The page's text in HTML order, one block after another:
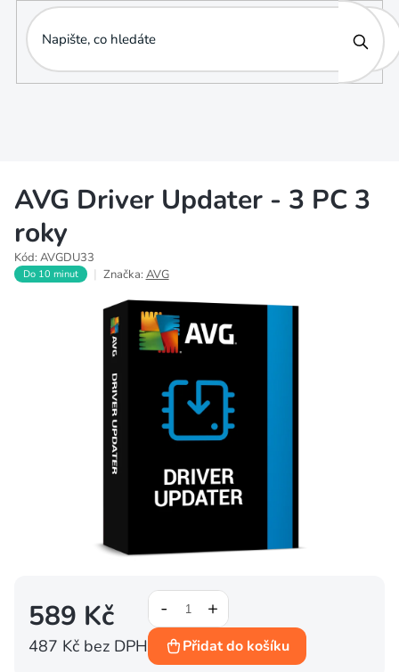
obsah
AVG Driver Updater - 3 PC 3
roky
Kód: AVGDU33
Do 10 minut Značka: AVG
589 Kč
487 Kč bez DPH Přidat do košíku